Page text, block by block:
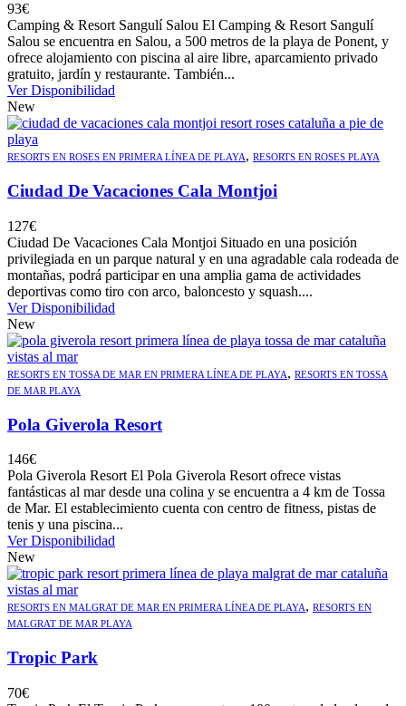
93€
Camping & Resort Sangulí Salou El Camping & Resort Sangulí
Salou se encuentra en Salou, a 500 metros de la playa de Ponent, y
ofrece alojamiento con piscina al aire libre, aparcamiento privado
gratuito, jardín y restaurante. También...
Ver Disponibilidad
New
RESORTS EN ROSES EN PRIMERA LÍNEA DE PLAYA, RESORTS EN ROSES PLAYA
Ciudad De Vacaciones Cala Montjoi
127€
Ciudad De Vacaciones Cala Montjoi Situado en una posición
privilegiada en un parque natural y en una agradable cala rodeada de
montañas, podrá participar en una amplia gama de actividades
deportivas como tiro con arco, baloncesto y squash....
Ver Disponibilidad
New
RESORTS EN TOSSA DE MAR EN PRIMERA LÍNEA DE PLAYA, RESORTS EN TOSSA
DE MAR PLAYA
Pola Giverola Resort
146€
Pola Giverola Resort El Pola Giverola Resort ofrece vistas
fantásticas al mar desde una colina y se encuentra a 4 km de Tossa
de Mar. El establecimiento cuenta con centro de fitness, pistas de
tenis y una piscina...
Ver Disponibilidad
New
RESORTS EN MALGRAT DE MAR EN PRIMERA LÍNEA DE PLAYA, RESORTS EN
MALGRAT DE MAR PLAYA
Tropic Park
70€